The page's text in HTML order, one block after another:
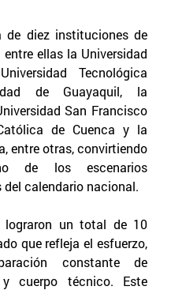
de diez instituciones de
ellas la Universidad
Tecnológica
de Guayaquil, la
San Francisco
de Cuenca y la
entre otras, convirtiendo
de los escenarios
calendario nacional.
lograron un total de 10
que refleja el esfuerzo,
constante de
y cuerpo técnico. Este